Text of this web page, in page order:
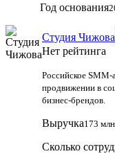
Год основания
Студия Чижова
Нет рейтинга
Российское SMM-
продвижении в
бизнес-брендов.
Выручка173 млн
Сколько